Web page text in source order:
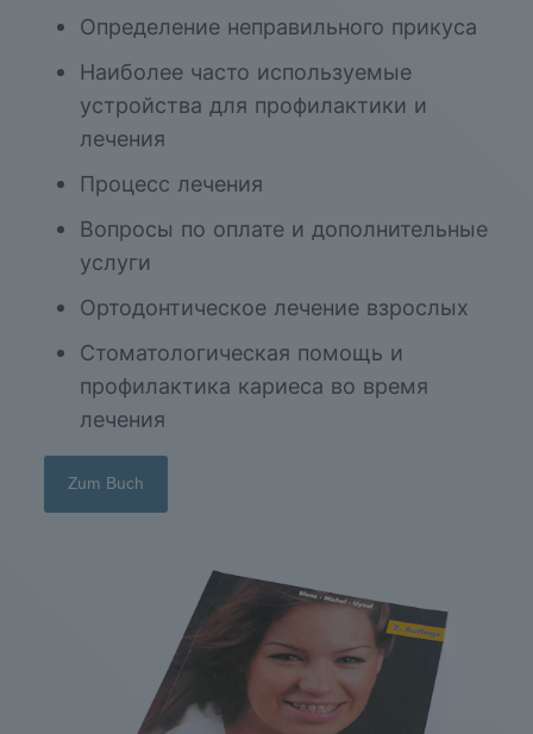
Определение неправильного прикуса
Наиболее часто используемые
устройства для профилактики и
лечения
Процесс лечения
Вопросы по оплате и дополнительные
услуги
Ортодонтическое лечение взрослых
Стоматологическая помощь и
профилактика кариеса во время
лечения
Zum Buch